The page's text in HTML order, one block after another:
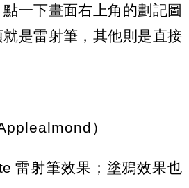
一下畫面右上角的劃記圖
是雷射筆，其他則是直接
）
雷射筆效果；塗鴉效果也